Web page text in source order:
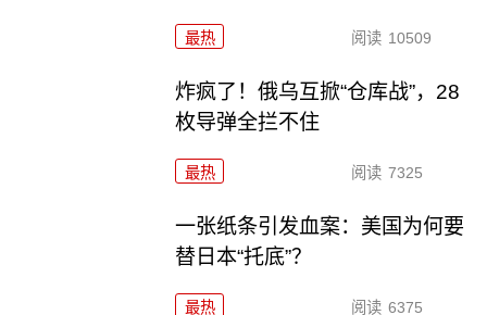
最热 阅读 10509
炸疯了！俄乌互掀“仓库战”，28
枚导弹全拦不住
最热 阅读 7325
一张纸条引发血案：美国为何要
替日本“托底”？
最热 阅读 6375